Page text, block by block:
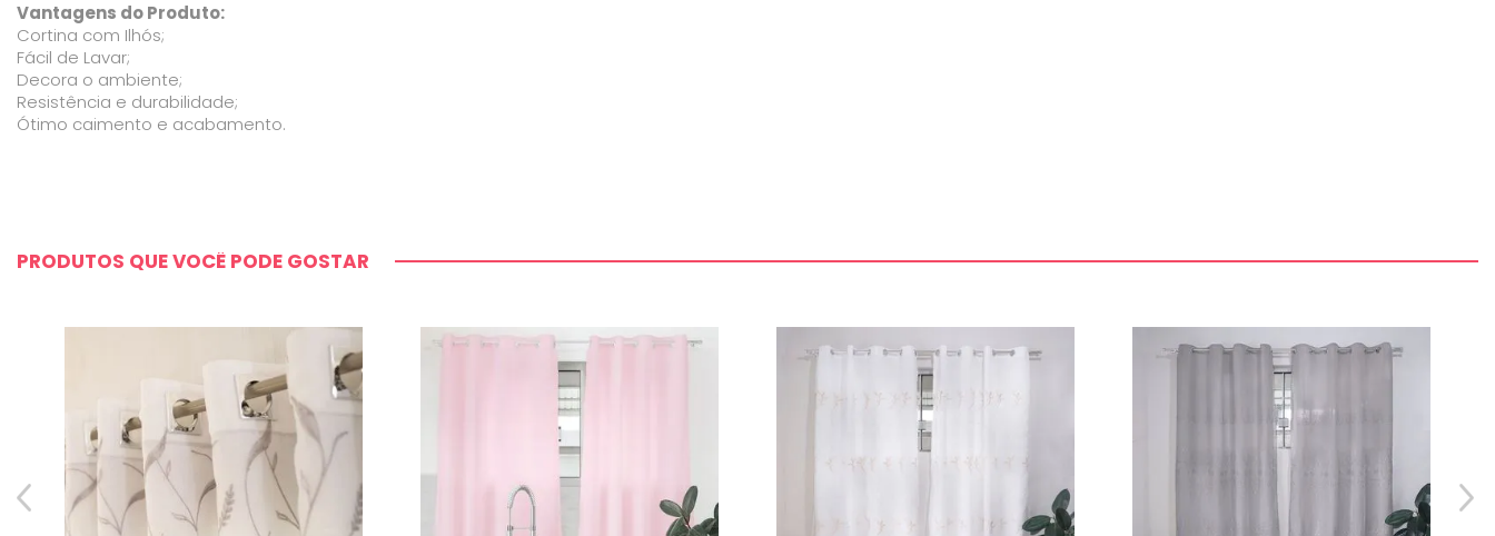
Vantagens do Produto:
Cortina com Ilhós;
Fácil de Lavar;
Decora o ambiente;
Resistência e durabilidade;
Ótimo caimento e acabamento.
PRODUTOS QUE VOCÊ PODE GOSTAR